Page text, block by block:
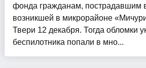
фонда гражданам, пострадавшим
возникшей в микрорайоне
Твери 12 декабря. Тогда обломки
беспилотника попали в мно...